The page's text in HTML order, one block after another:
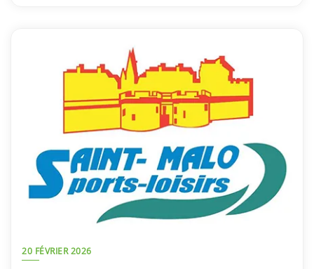
20 FÉVRIER 2026